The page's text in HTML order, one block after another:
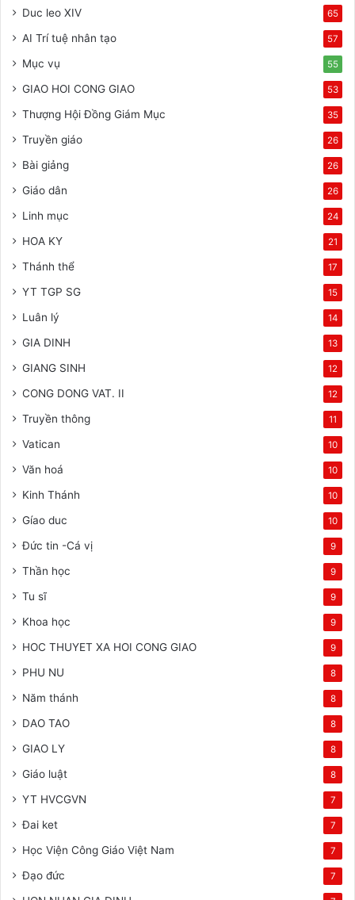
Duc leo XIV 65
AI Trí tuệ nhân tạo 57
Mục vụ 55
GIAO HOI CONG GIAO 53
Thượng Hội Đồng Giám Mục 35
Truyền giáo 26
Bài giảng 26
Giáo dân 26
Linh mục 24
HOA KY 21
Thánh thể 17
YT TGP SG 15
Luân lý 14
GIA DINH 13
GIANG SINH 12
CONG DONG VAT. II 12
Truyền thông 11
Vatican 10
Văn hoá 10
Kinh Thánh 10
Gíao duc 10
Đức tin -Cá vị 9
Thần học 9
Tu sĩ 9
Khoa học 9
HOC THUYET XA HOI CONG GIAO 9
PHU NU 8
Năm thánh 8
DAO TAO 8
GIAO LY 8
Giáo luật 8
YT HVCGVN 7
Đai ket 7
Học Viện Công Giáo Việt Nam 7
Đạo đức 7